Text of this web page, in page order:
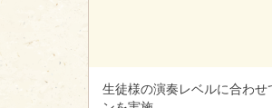
生徒様の演奏レベルに合わせ